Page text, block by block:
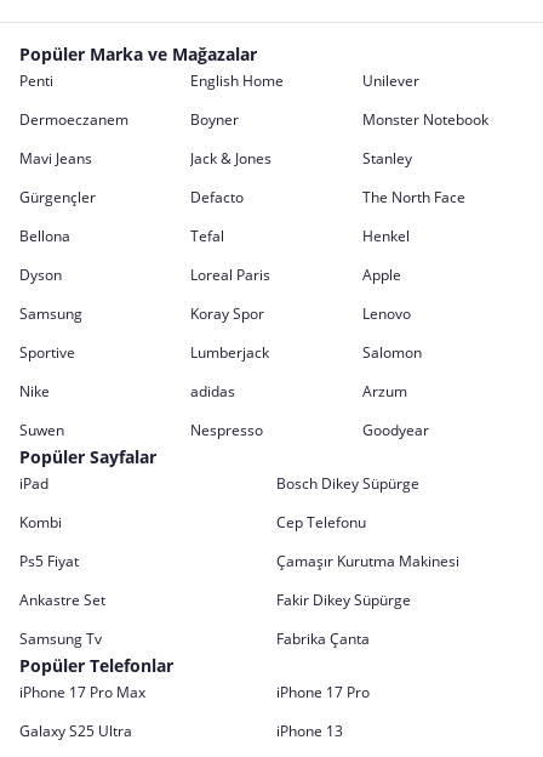
Popüler Marka ve Mağazalar
Penti English Home
Unilever
Dermoeczanem
Boyner
Monster Notebook
Mavi Jeans
Jack & Jones
Stanley
Gürgençler
Defacto
The North Face
Bellona
Tefal
Henkel
Dyson
Loreal Paris
Apple
Samsung
Koray Spor
Lenovo
Sportive
Lumberjack
Salomon
Nike
adidas
Arzum
Suwen
Nespresso Goodyear
Popüler Sayfalar
iPad
Bosch Dikey Süpürge
Kombi
Cep Telefonu
Ps5 Fiyat
Çamaşır Kurutma Makinesi
Ankastre Set
Fakir Dikey Süpürge
Samsung Tv
Fabrika Çanta
Popüler Telefonlar
iPhone 17 Pro Max
iPhone 17 Pro
Galaxy S25 Ultra
iPhone 13